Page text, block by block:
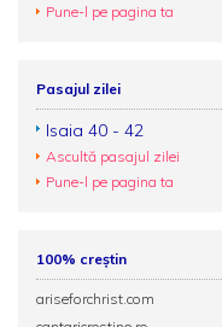
Pune-l pe pagina ta
Pasajul zilei
Isaia 40 - 42
Ascultă pasajul zilei
Pune-l pe pagina ta
100% creștin
ariseforchrist.com